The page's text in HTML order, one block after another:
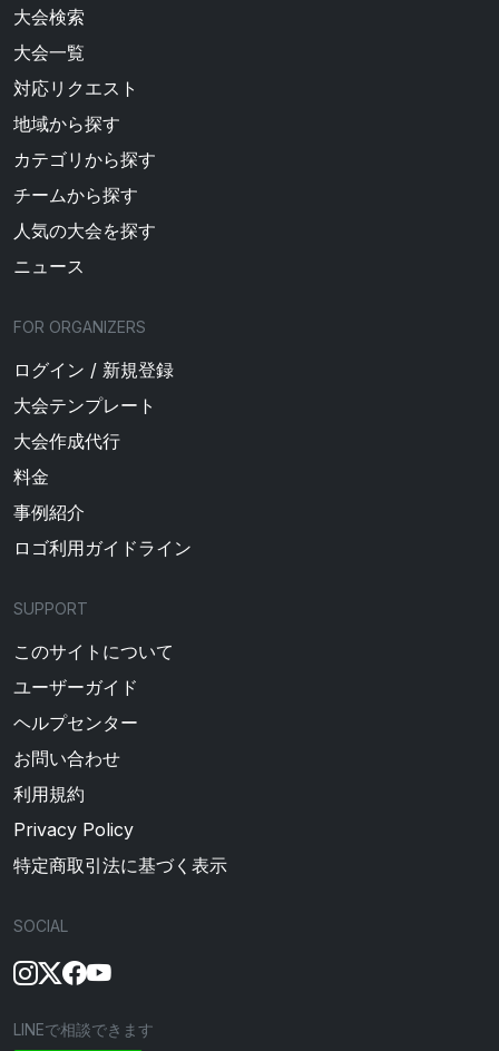
大会検索
大会一覧
対応リクエスト
地域から探す
カテゴリから探す
チームから探す
人気の大会を探す
ニュース
FOR ORGANIZERS
ログイン / 新規登録
大会テンプレート
大会作成代行
料金
事例紹介
ロゴ利用ガイドライン
SUPPORT
このサイトについて
ユーザーガイド
ヘルプセンター
お問い合わせ
利用規約
Privacy Policy
特定商取引法に基づく表示
SOCIAL
LINEで相談できます